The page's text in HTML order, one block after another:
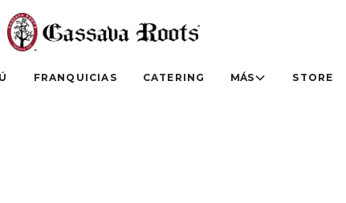
FRANQUICIAS CATERING MÁS STORE